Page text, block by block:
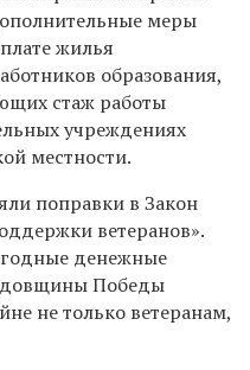
меры
жилья
образования,
стаж работы
учреждениях
местности.
поправки в Закон
ветеранов».
денежные
Победы
не только ветеранам,